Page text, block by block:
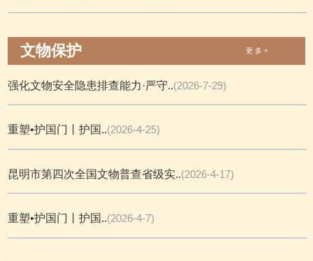
文物保护 更 多 +
强化文物安全隐患排查能力·严守..(2026-7-29)
重塑•护国门丨护国..(2026-4-25)
昆明市第四次全国文物普查省级实..(2026-4-17)
重塑•护国门丨护国..(2026-4-7)